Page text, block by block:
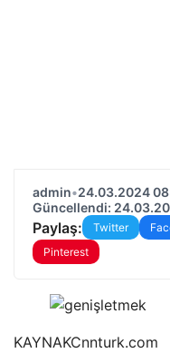
admin•24.03.2024
Güncellendi:
Paylaş: Twitter
Pinterest
KAYNAKCnnturk.com